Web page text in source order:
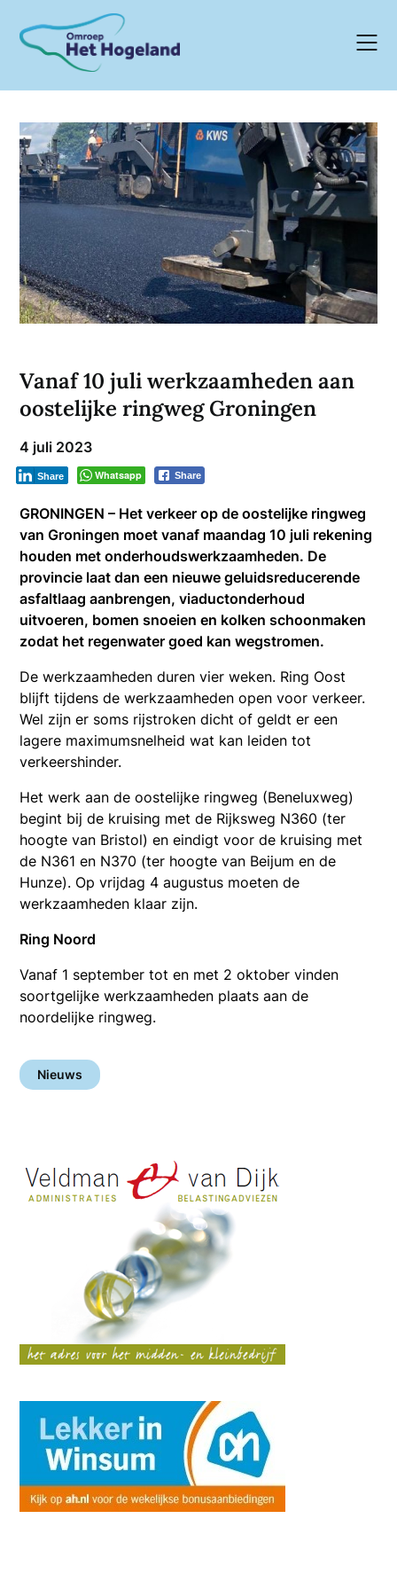
content
Vanaf 10 juli werkzaamheden aan
oostelijke ringweg Groningen
4 juli 2023
Whatsapp Share
Share
GRONINGEN – Het verkeer op de oostelijke ringweg
van Groningen moet vanaf maandag 10 juli rekening
houden met onderhoudswerkzaamheden. De
provincie laat dan een nieuwe geluidsreducerende
asfaltlaag aanbrengen, viaductonderhoud
uitvoeren, bomen snoeien en kolken schoonmaken
zodat het regenwater goed kan wegstromen.
De werkzaamheden duren vier weken. Ring Oost
blijft tijdens de werkzaamheden open voor verkeer.
Wel zijn er soms rijstroken dicht of geldt er een
lagere maximumsnelheid wat kan leiden tot
verkeershinder.
Het werk aan de oostelijke ringweg (Beneluxweg)
begint bij de kruising met de Rijksweg N360 (ter
hoogte van Bristol) en eindigt voor de kruising met
de N361 en N370 (ter hoogte van Beijum en de
Hunze). Op vrijdag 4 augustus moeten de
werkzaamheden klaar zijn.
Ring Noord
Vanaf 1 september tot en met 2 oktober vinden
soortgelijke werkzaamheden plaats aan de
noordelijke ringweg.
Nieuws